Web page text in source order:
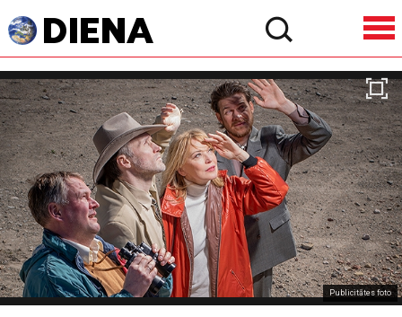
Publicitātes foto